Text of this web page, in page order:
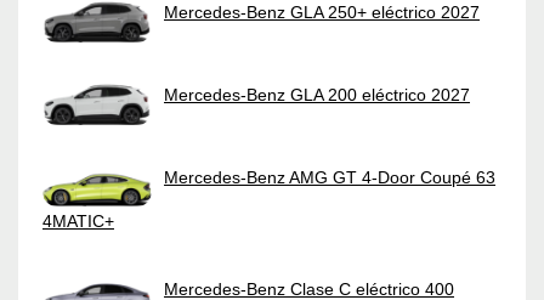
Mercedes-Benz GLA 250+ eléctrico 2027
Mercedes-Benz GLA 200 eléctrico 2027
Mercedes-Benz AMG GT 4-Door Coupé 63
4MATIC+
Mercedes-Benz Clase C eléctrico 400